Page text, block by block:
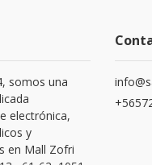
somos una
electrónica,
y
en Mall Zofri